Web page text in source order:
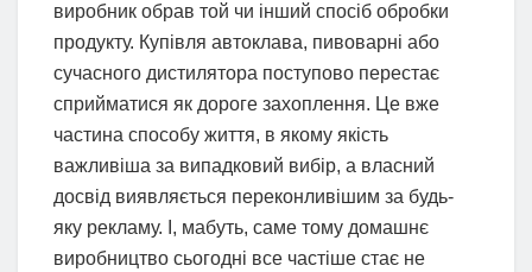
виробник обрав той чи інший спосіб обробки
продукту. Купівля автоклава, пивоварні або
сучасного дистилятора поступово перестає
сприйматися як дороге захоплення. Це вже
частина способу життя, в якому якість
важливіша за випадковий вибір, а власний
досвід виявляється переконливішим за будь-
яку рекламу. І, мабуть, саме тому домашнє
виробництво сьогодні все частіше стає не